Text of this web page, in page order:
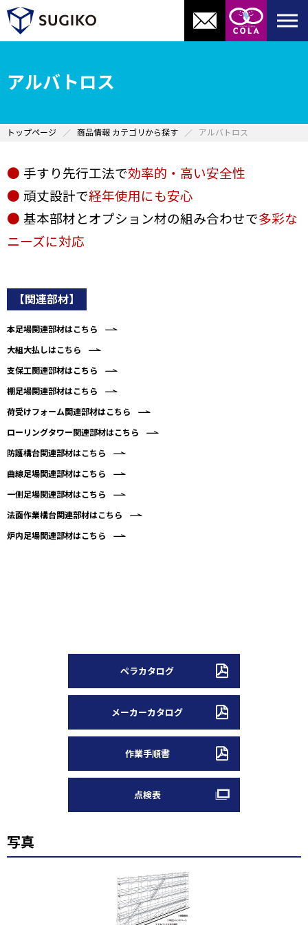
アルバトロス
トップページ 商品情報 カテゴリから探す アルバトロス
● 手すり先行工法で効率的・高い安全性
● 頑丈設計で経年使用にも安心
● 基本部材とオプション材の組み合わせで多彩な
ニーズに対応
【関連部材】
本足場関連部材はこちら
大組大払しはこちら
支保工関連部材はこちら
棚足場関連部材はこちら
荷受けフォーム関連部材はこちら
ローリングタワー関連部材はこちら
防護構台関連部材はこちら
曲線足場関連部材はこちら
一側足場関連部材はこちら
法面作業構台関連部材はこちら
炉内足場関連部材はこちら
ペラカタログ
メーカーカタログ
作業手順書
点検表
写真